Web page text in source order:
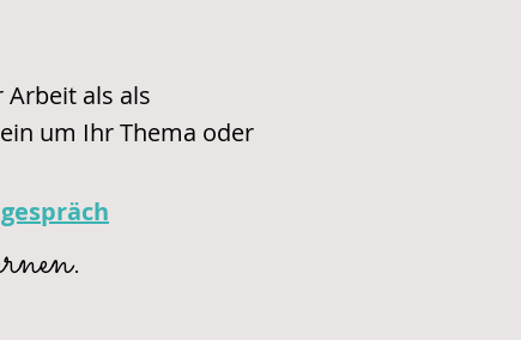
als als
um Ihr Thema oder